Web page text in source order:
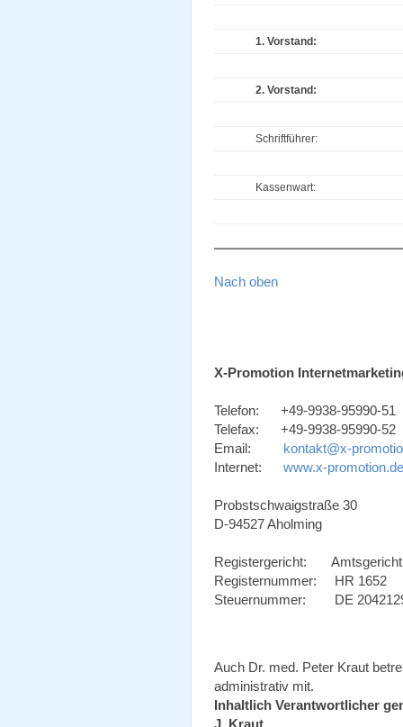
1. Vorstand:
2. Vorstand:
Schriftführer:
Kassenwart:
Nach oben
X-Promotion
Telefon: +49-9938-95990-51
Telefax: +49-9938-95990-52
Email: kontakt@x-
Internet: www.x-promotion.de
Probstschwaigstraße 30
D-94527 Aholming
Registergericht: Amtsgericht
Registernummer: HR 1652
Steuernummer: DE
Auch Dr. med. Peter Kraut
administrativ mit.
Inhaltlich Verantwortlicher
J. Kraut.